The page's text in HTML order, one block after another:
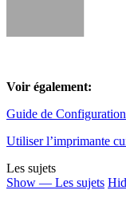
Voir également:
Guide de
Utiliser l’imprimante
Les sujets
Show — Les sujets